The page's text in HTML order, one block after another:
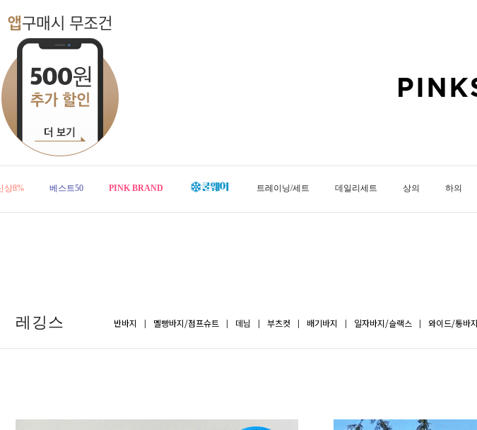
상8% 베스트50 PINK BRAND 트레이닝/세트 데일리세트 상의 하의
레깅스 반바지 멜빵바지/점프슈트 데님 부츠컷 배기바지 일자바지/슬랙스 와이드/통바지